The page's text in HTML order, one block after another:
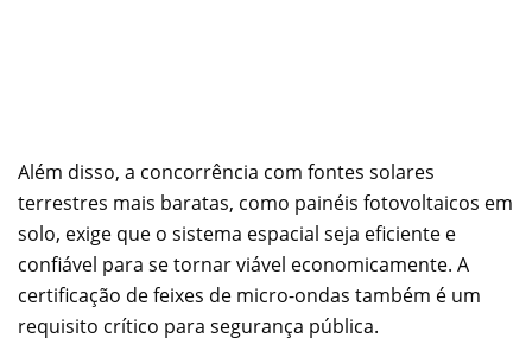
Além disso, a concorrência com fontes solares
terrestres mais baratas, como painéis fotovoltaicos em
solo, exige que o sistema espacial seja eficiente e
confiável para se tornar viável economicamente. A
certificação de feixes de micro-ondas também é um
requisito crítico para segurança pública.